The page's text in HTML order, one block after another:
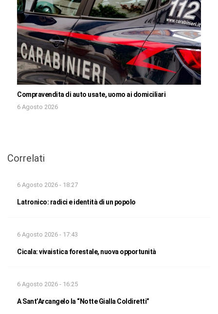
Compravendita di auto usate, uomo ai domiciliari
6 Agosto 2026
Correlati
6 Agosto 2026 - 18:27
Latronico: radici e identità di un popolo
6 Agosto 2026 - 17:43
Cicala: vivaistica forestale, nuova opportunità
6 Agosto 2026 - 16:25
A Sant’Arcangelo la “Notte Gialla Coldiretti”